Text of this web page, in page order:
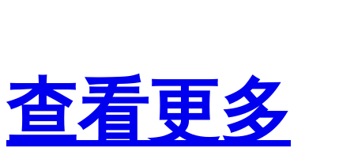
查看更多